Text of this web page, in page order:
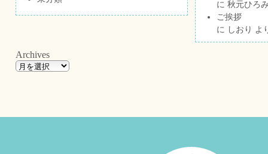
に 秋元ひろ
ご挨拶
に しおり よ
Archives